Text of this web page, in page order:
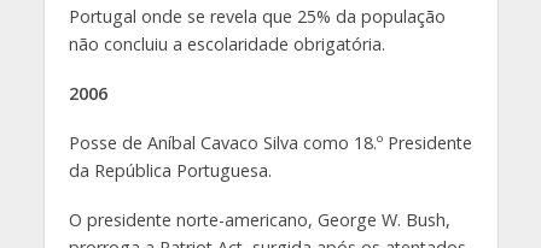
Portugal onde se revela que 25% da população
não concluiu a escolaridade obrigatória.
2006
Posse de Aníbal Cavaco Silva como 18.º Presidente
da República Portuguesa.
O presidente norte-americano, George W. Bush,